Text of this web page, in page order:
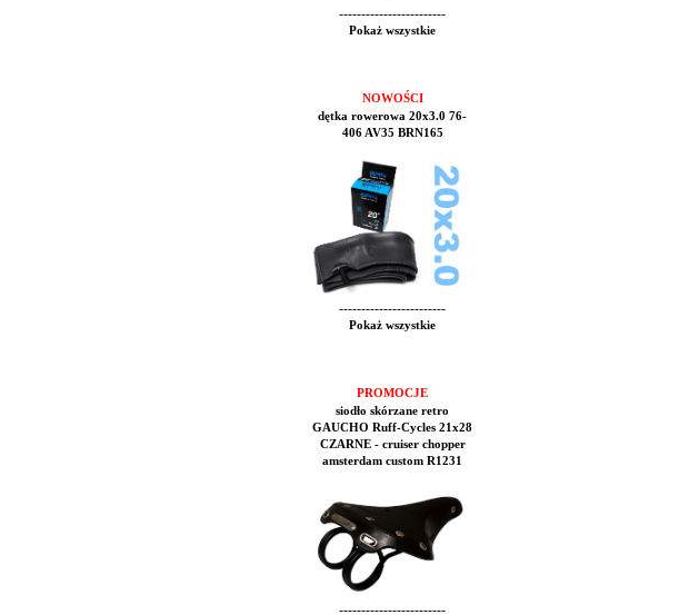
------------------------
Pokaż wszystkie
NOWOŚCI
dętka rowerowa 20x3.0 76-
406 AV35 BRN165
------------------------
Pokaż wszystkie
PROMOCJE
siodło skórzane retro
GAUCHO Ruff-Cycles 21x28
CZARNE - cruiser chopper
amsterdam custom R1231
------------------------